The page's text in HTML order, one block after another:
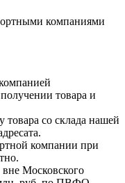
компаниями
товара и
товара со склада нашей
компании при
вне Московского